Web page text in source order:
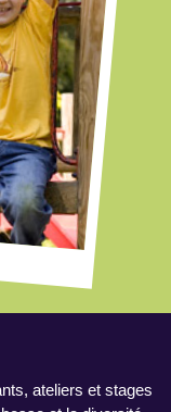
ateliers et stages